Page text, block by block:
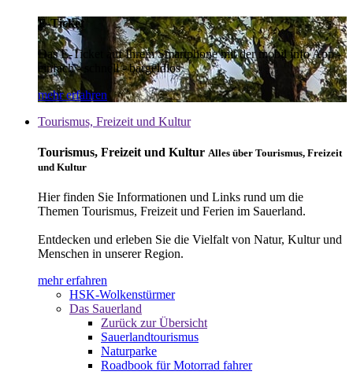
E-Ticket
Das E-Ticket auf Ihrem Smartphone mit der mobil info App -
einfach - schnell - bargeldlos
mehr erfahren
Tourismus, Freizeit und Kultur
Tourismus, Freizeit und Kultur Alles über Tourismus, Freizeit
und Kultur
Hier finden Sie Informationen und Links rund um die
Themen Tourismus, Freizeit und Ferien im Sauerland.
Entdecken und erleben Sie die Vielfalt von Natur, Kultur und
Menschen in unserer Region.
mehr erfahren
HSK-Wolkenstürmer
Das Sauerland
Zurück zur Übersicht
Sauerlandtourismus
Naturparke
Roadbook für Motorrad fahrer